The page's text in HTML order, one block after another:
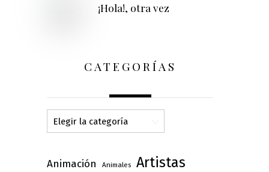
¡Hola!, otra vez
CATEGORÍAS
Categorías
Animación Animales Artistas